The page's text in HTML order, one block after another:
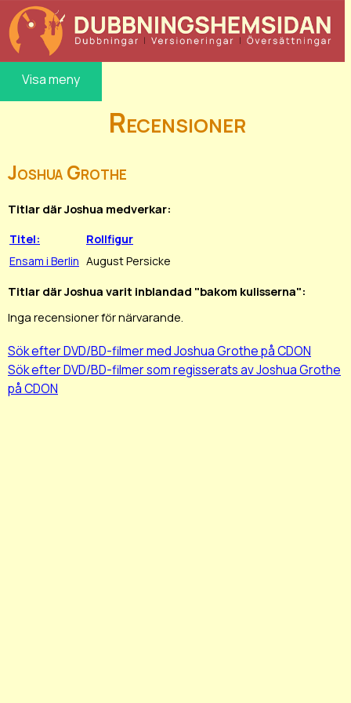
Visa meny
Recensioner
Joshua Grothe
Titlar där Joshua medverkar:
Titel:
Rollfigur
Ensam i Berlin August Persicke
Titlar där Joshua varit inblandad "bakom kulisserna":
Inga recensioner för närvarande.
Sök efter DVD/BD-filmer med Joshua Grothe på CDON
Sök efter DVD/BD-filmer som regisserats av Joshua Grothe
på CDON